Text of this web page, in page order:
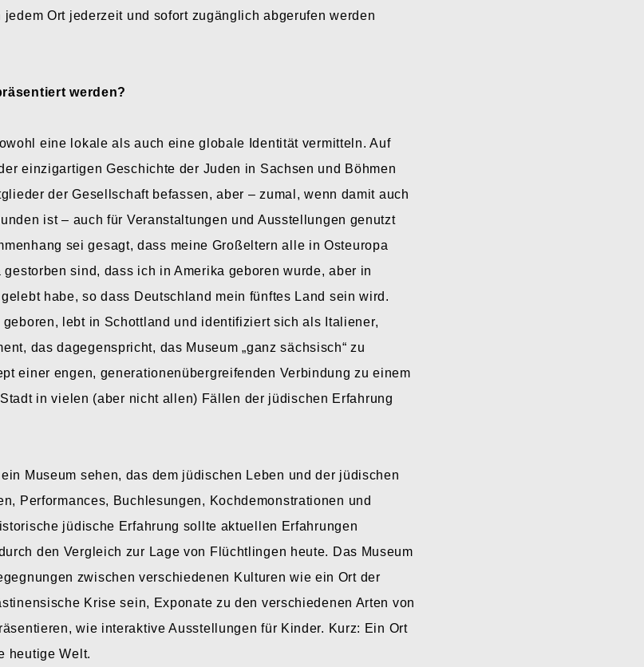
Ort jederzeit und sofort zugänglich abgerufen werden
werden?
eine lokale als auch eine globale Identität vermitteln. Auf
einzigartigen Geschichte der Juden in Sachsen und Böhmen
der Gesellschaft befassen, aber – zumal, wenn damit auch
ist – auch für Veranstaltungen und Ausstellungen genutzt
sei gesagt, dass meine Großeltern alle in Osteuropa
sind, dass ich in Amerika geboren wurde, aber in
habe, so dass Deutschland mein fünftes Land sein wird.
lebt in Schottland und identifiziert sich als Italiener,
das dagegenspricht, das Museum „ganz sächsisch“ zu
einer engen, generationenübergreifenden Verbindung zu einem
in vielen (aber nicht allen) Fällen der jüdischen Erfahrung
Museum sehen, das dem jüdischen Leben und der jüdischen
Performances, Buchlesungen, Kochdemonstrationen und
jüdische Erfahrung sollte aktuellen Erfahrungen
den Vergleich zur Lage von Flüchtlingen heute. Das Museum
zwischen verschiedenen Kulturen wie ein Ort der
Krise sein, Exponate zu den verschiedenen Arten von
wie interaktive Ausstellungen für Kinder. Kurz: Ein Ort
heutige Welt.